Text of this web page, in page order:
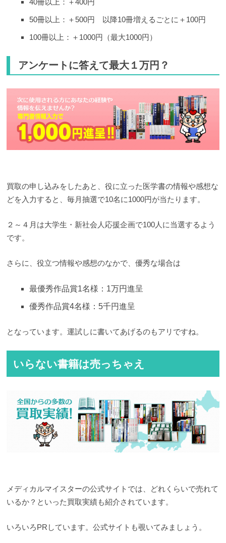
40冊以上：＋400円
50冊以上：＋500円 以降10冊増えるごとに＋100円
100冊以上：＋1000円（最大1000円）
アンケートに答えて最大１万円？
買取の申し込みをしたあと、役に立った医学書の情報や感想な
どを入力すると、毎月抽選で10名に1000円が当たります。
２～４月は大学生・新社会人応援企画で100人に当選するよう
です。
さらに、役立つ情報や感想のなかで、優秀な場合は
最優秀作品賞1名様：1万円進呈
優秀作品賞4名様：5千円進呈
となっています。運試しに書いてあげるのもアリですね。
いらない書籍は売っちゃえ
メディカルマイスターの公式サイトでは、どれくらいで売れて
いるか？といった買取実績も紹介されています。
いろいろPRしています。公式サイトも覗いてみましょう。